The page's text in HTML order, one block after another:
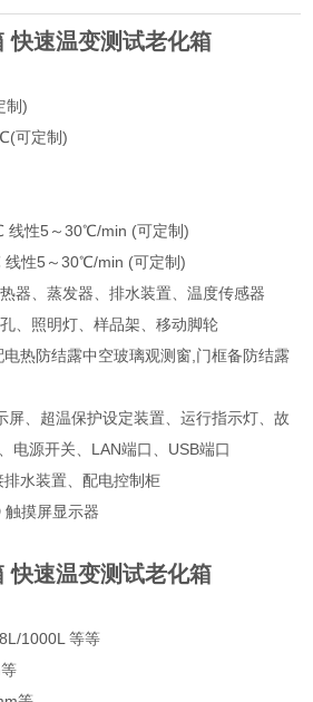
快速温变测试老化箱
制)
可定制)
性5～30℃/min (可定制)
性5～30℃/min (可定制)
器、蒸发器、排水装置、温度传感器
、照明灯、样品架、移动脚轮
热防结露中空玻璃观测窗,门框备防结露
屏、超温保护设定装置、运行指示灯、故
电源开关、LAN端口、USB端口
水装置、配电控制柜
摸屏显示器
快速温变测试老化箱
1000L 等等